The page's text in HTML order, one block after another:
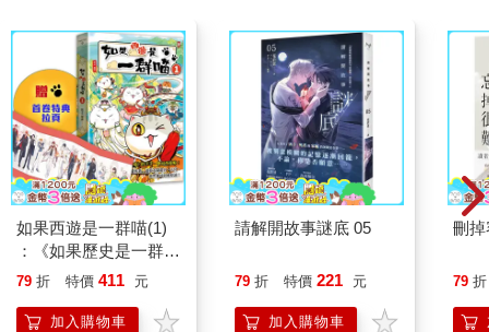
如果西遊是一群喵(1)
：《如果歷史是一群
喵》作者最新力作，附
79 折 特價 411 元
加入購物車
請解開故事謎底 05
79 折 特價 221 元
加入購物車
刪
79 折